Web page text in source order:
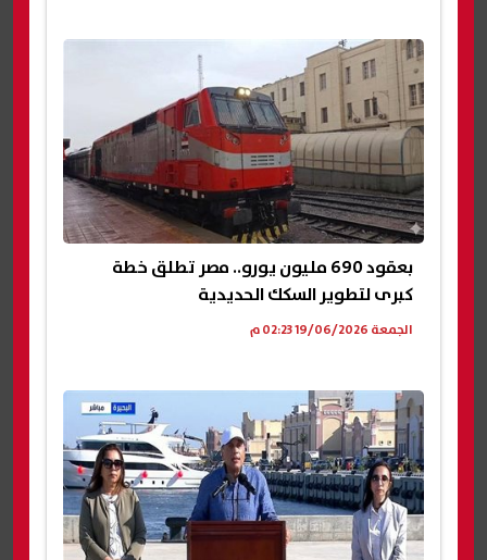
بعقود 690 مليون يورو.. مصر تطلق خطة
كبرى لتطوير السكك الحديدية
الجمعة 19/06/2026 02:23 م